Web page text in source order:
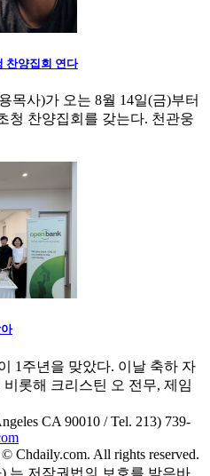
찬양집회 연다
목사)가 오는 8월 14일(금)부터
청 찬양집회를 갖는다. 천관웅
1주년을 맞았다. 이날 축하 자
롯해 크리스틴 오 전무, 제임
CA 90010 / Tel. 213) 739-
Chdaily.com. All rights reserved.
는 저작권법의 보호를 받은바,